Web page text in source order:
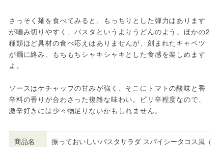
さっそく麺を食べてみると、もっちりとした弾力はあります
が嚙み切りやすく、パスタというよりうどんのよう。ほかの2
種類ほど具材の食べ応えはありませんが、刻まれたキャベツ
が麺に絡み、もちもちシャキシャキとした食感を楽しめます
よ。
ソースはケチャップの甘みが強く、そこにトマトの酸味と香
辛料の香りが合わさった複雑な味わい。ピリ辛程度なので、
激辛好きには少々物足りないかもしれません。
商品名 振っておいしいパスタサラダ スパイシータコス風（